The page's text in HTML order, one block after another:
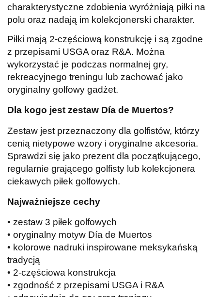
charakterystyczne zdobienia wyróżniają piłki na
polu oraz nadają im kolekcjonerski charakter.
Piłki mają 2-częściową konstrukcję i są zgodne
z przepisami USGA oraz R&A. Można
wykorzystać je podczas normalnej gry,
rekreacyjnego treningu lub zachować jako
oryginalny golfowy gadżet.
Dla kogo jest zestaw Día de Muertos?
Zestaw jest przeznaczony dla golfistów, którzy
cenią nietypowe wzory i oryginalne akcesoria.
Sprawdzi się jako prezent dla początkującego,
regularnie grającego golfisty lub kolekcjonera
ciekawych piłek golfowych.
Najważniejsze cechy
• zestaw 3 piłek golfowych
• oryginalny motyw Día de Muertos
• kolorowe nadruki inspirowane meksykańską
tradycją
• 2-częściowa konstrukcja
• zgodność z przepisami USGA i R&A